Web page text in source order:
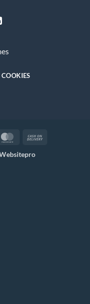
COOKIES
MasterCard